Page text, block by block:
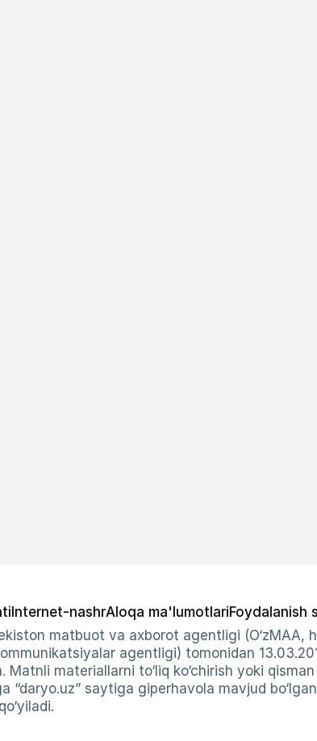
Internet-nashrAloqa ma'lumotlariFoydalanish
matbuot va axborot agentligi
agentligi) tomonidan
Matnli materiallarni to‘liq ko‘chirish yoki
“daryo.uz” saytiga giperhavola mavjud